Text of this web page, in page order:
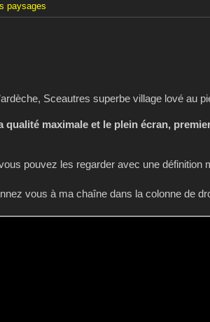
paysages
Sceautres superbe village lové au
maximale et le plein écran,
pouvez les regarder avec une définition
vous à ma chaîne dans la colonne de